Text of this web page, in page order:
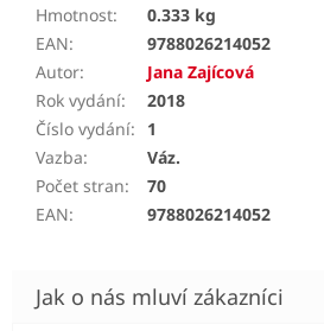
Hmotnost:
0.333 kg
EAN:
9788026214052
Autor:
Jana Zajícová
Rok vydání:
2018
Číslo vydání:
1
Vazba:
Váz.
Počet stran:
70
EAN: 9788026214052